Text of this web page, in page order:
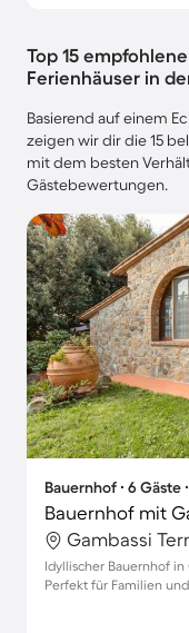
Top 15
Ferienhäuser in
Basierend auf einem
zeigen wir dir die 15
mit dem besten
Gästebewertungen.
Bauernhof ∙ 6 Gäste
Bauernhof mit
Gambassi
Idyllischer Bauernhof
Perfekt für Familien